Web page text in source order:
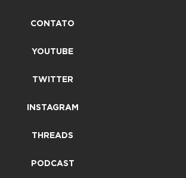
CONTATO
YOUTUBE
TWITTER
INSTAGRAM
THREADS
PODCAST